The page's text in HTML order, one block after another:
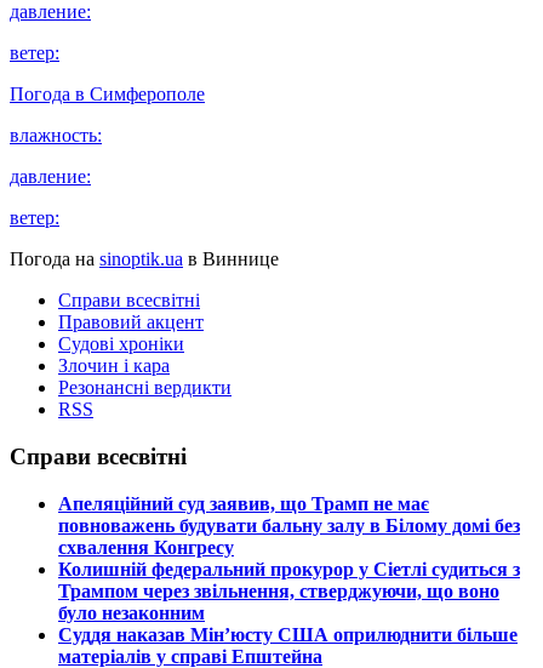
давление:
ветер:
Погода в Симферополе
влажность:
давление:
ветер:
Погода на sinoptik.ua в Виннице
Справи всесвітні
Правовий акцент
Судові хроніки
Злочин і кара
Резонансні вердикти
RSS
Справи всесвітні
​Апеляційний суд заявив, що Трамп не має
повноважень будувати бальну залу в Білому домі без
схвалення Конгресу
​Колишній федеральний прокурор у Сіетлі судиться з
Трампом через звільнення, стверджуючи, що воно
було незаконним
​Суддя наказав Мін’юсту США оприлюднити більше
матеріалів у справі Епштейна